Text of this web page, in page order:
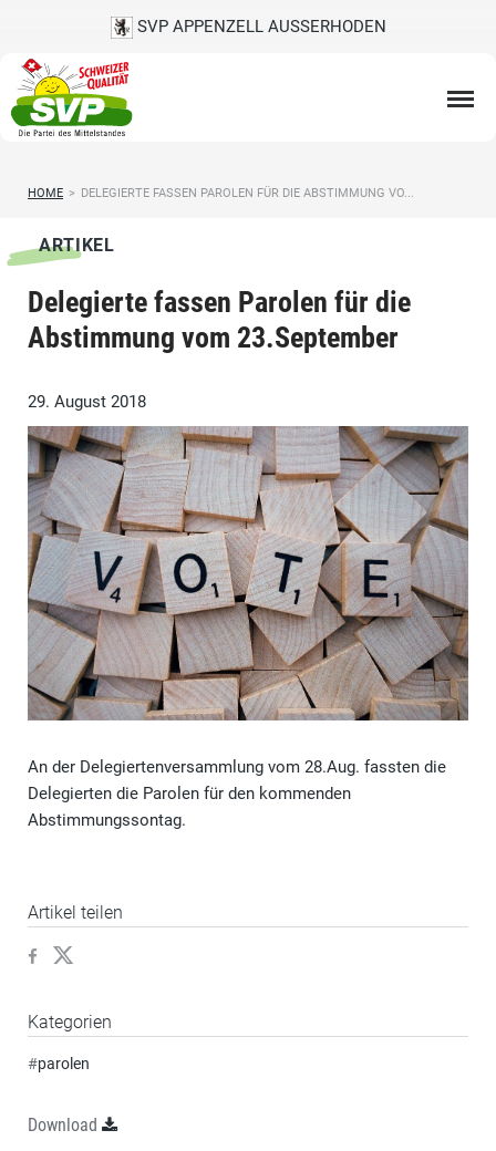
SVP APPENZELL AUSSERHODEN
HOME > DELEGIERTE FASSEN PAROLEN FÜR DIE ABSTIMMUNG VO...
ARTIKEL
Delegierte fassen Parolen für die
Abstimmung vom 23.September
29. August 2018
An der Delegiertenversammlung vom 28.Aug. fassten die
Delegierten die Parolen für den kommenden
Abstimmungssontag.
Artikel teilen
Kategorien
#parolen
Download